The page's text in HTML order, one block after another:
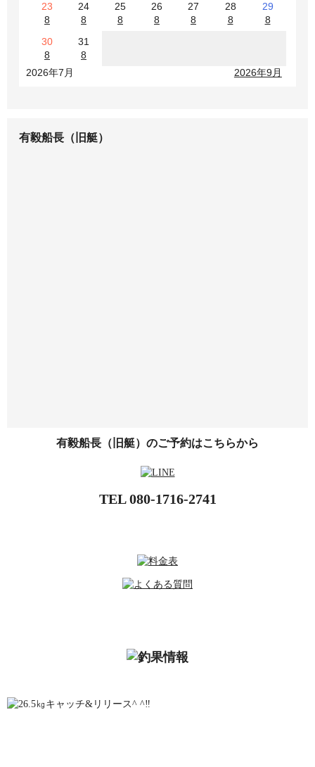
23
8
24
8
25
8
26
8
27
8
28
8
29
8
30
8
31
8
2026年7月
2026年9月
有毅船長（旧艇）
有毅船長（旧艇）のご予約はこちらから
TEL080-1716-2741